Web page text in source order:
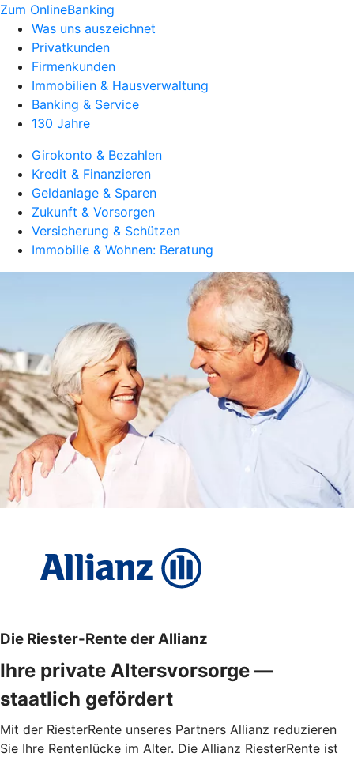
Zum OnlineBanking
Was uns auszeichnet
Privatkunden
Firmenkunden
Immobilien & Hausverwaltung
Banking & Service
130 Jahre
Girokonto & Bezahlen
Kredit & Finanzieren
Geldanlage & Sparen
Zukunft & Vorsorgen
Versicherung & Schützen
Immobilie & Wohnen: Beratung
Die Riester-Rente der Allianz
Ihre private Altersvorsorge —
staatlich gefördert
Mit der RiesterRente unseres Partners Allianz reduzieren
Sie Ihre Rentenlücke im Alter. Die Allianz RiesterRente ist